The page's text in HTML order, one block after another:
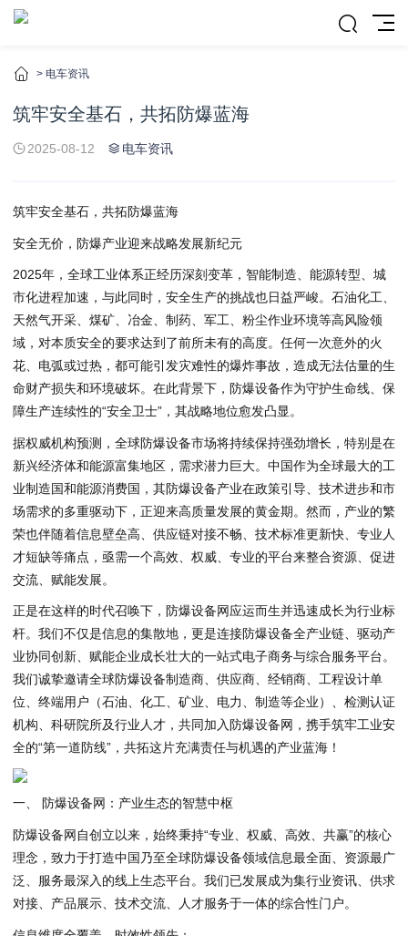
> 电车资讯
筑牢安全基石，共拓防爆蓝海
2025-08-12 电车资讯
筑牢安全基石，共拓防爆蓝海
安全无价，防爆产业迎来战略发展新纪元
2025年，全球工业体系正经历深刻变革，智能制造、能源转型、城
市化进程加速，与此同时，安全生产的挑战也日益严峻。石油化工、
天然气开采、煤矿、冶金、制药、军工、粉尘作业环境等高风险领
域，对本质安全的要求达到了前所未有的高度。任何一次意外的火
花、电弧或过热，都可能引发灾难性的爆炸事故，造成无法估量的生
命财产损失和环境破坏。在此背景下，防爆设备作为守护生命线、保
障生产连续性的“安全卫士”，其战略地位愈发凸显。
据权威机构预测，全球防爆设备市场将持续保持强劲增长，特别是在
新兴经济体和能源富集地区，需求潜力巨大。中国作为全球最大的工
业制造国和能源消费国，其防爆设备产业在政策引导、技术进步和市
场需求的多重驱动下，正迎来高质量发展的黄金期。然而，产业的繁
荣也伴随着信息壁垒高、供应链对接不畅、技术标准更新快、专业人
才短缺等痛点，亟需一个高效、权威、专业的平台来整合资源、促进
交流、赋能发展。
正是在这样的时代召唤下，防爆设备网应运而生并迅速成长为行业标
杆。我们不仅是信息的集散地，更是连接防爆设备全产业链、驱动产
业协同创新、赋能企业成长壮大的一站式电子商务与综合服务平台。
我们诚挚邀请全球防爆设备制造商、供应商、经销商、工程设计单
位、终端用户（石油、化工、矿业、电力、制造等企业）、检测认证
机构、科研院所及行业人才，共同加入防爆设备网，携手筑牢工业安
全的“第一道防线”，共拓这片充满责任与机遇的产业蓝海！
一、 防爆设备网：产业生态的智慧中枢
防爆设备网自创立以来，始终秉持“专业、权威、高效、共赢”的核心
理念，致力于打造中国乃至全球防爆设备领域信息最全面、资源最广
泛、服务最深入的线上生态平台。我们已发展成为集行业资讯、供求
对接、产品展示、技术交流、人才服务于一体的综合性门户。